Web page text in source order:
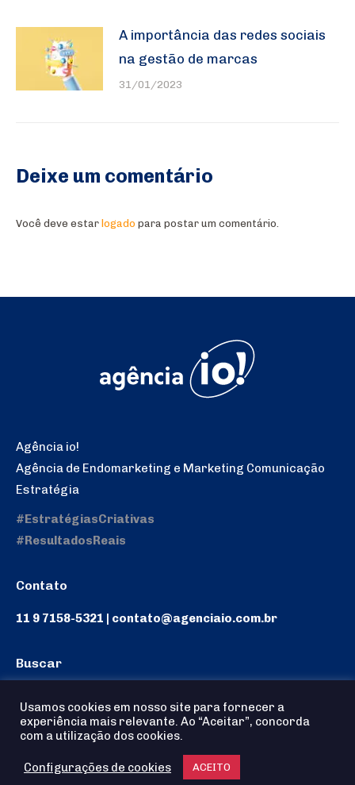
A importância das redes sociais
na gestão de marcas
31/01/2023
Deixe um comentário
Você deve estar logado para postar um comentário.
Agência io!
Agência de Endomarketing e Marketing Comunicação
Estratégia
#EstratégiasCriativas
#ResultadosReais
Contato
11 9 7158-5321 | contato@agenciaio.com.br
Buscar
Agência io! © 2025 - Todos os Direitos reservados
Usamos cookies em nosso site para fornecer a
experiência mais relevante. Ao “Aceitar”, concorda
com a utilização dos cookies.
Configurações de cookies ACEITO